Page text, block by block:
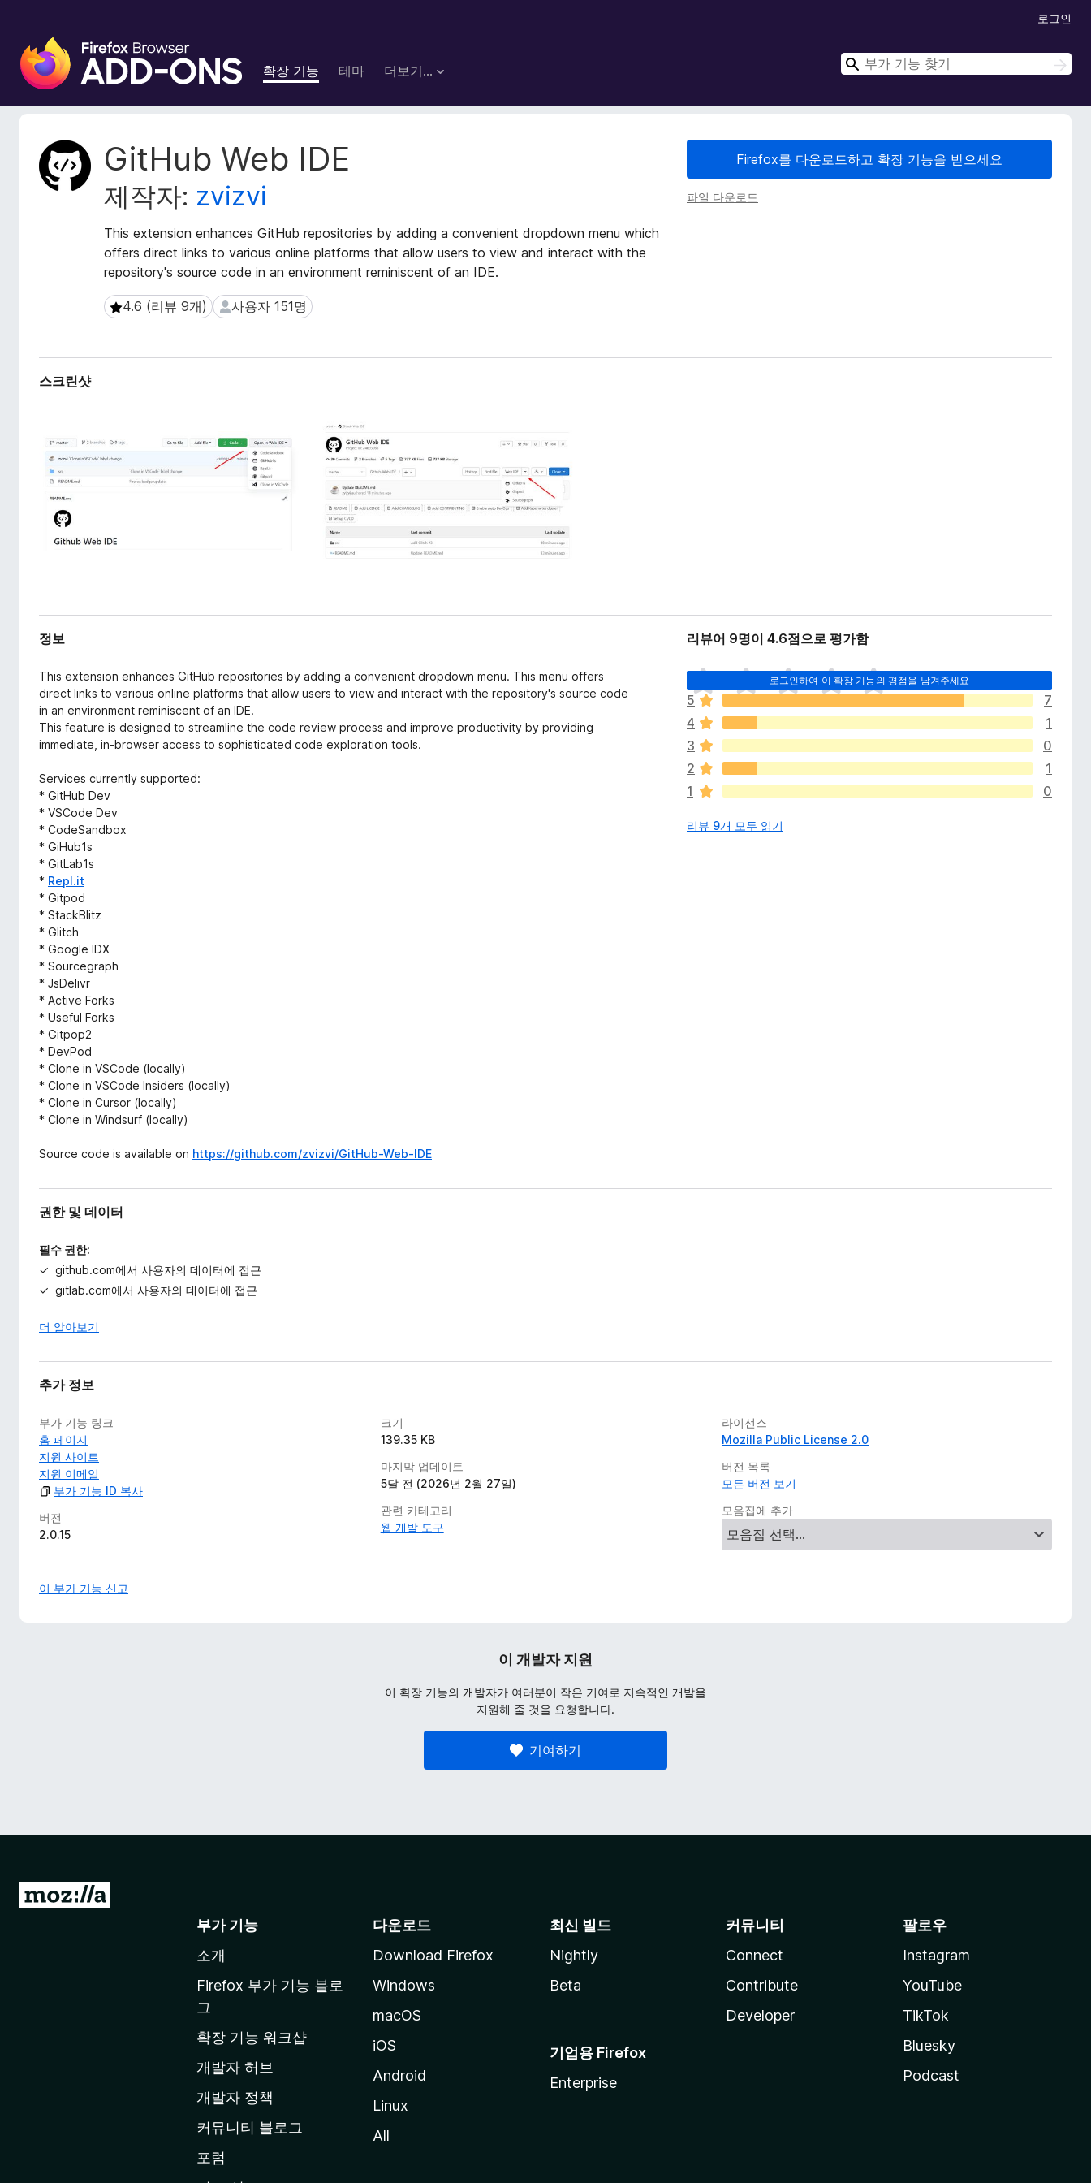
F
i
e
확장 기능 테마 더보기…
로그인
검
검
색
GitHub Web IDE
제작자: zvizvi
This extension enhances GitHub repositories by adding a convenient dropdown menu which
offers direct links to various online platforms that allow users to view and interact with the
repository's source code in an environment reminiscent of an IDE.
4.6 (리뷰 9개)
4.6 (리뷰 9개) 사용자 151명
사용자 151명
Firefox를 다운로드하고 확장 기능을 받으세요
파일 다운로드
확
장
메
스크린샷
정보
This extension enhances GitHub repositories by adding a convenient dropdown menu. This menu offers
direct links to various online platforms that allow users to view and interact with the repository's source code
in an environment reminiscent of an IDE.
This feature is designed to streamline the code review process and improve productivity by providing
immediate, in-browser access to sophisticated code exploration tools.
Services currently supported:
* GitHub Dev
* VSCode Dev
* CodeSandbox
* GiHub1s
* GitLab1s
* Repl.it
* Gitpod
* StackBlitz
* Glitch
* Google IDX
* Sourcegraph
* JsDelivr
* Active Forks
* Useful Forks
* Gitpop2
* DevPod
* Clone in VSCode (locally)
* Clone in VSCode Insiders (locally)
* Clone in Cursor (locally)
* Clone in Windsurf (locally)
Source code is available on https://github.com/zvizvi/GitHub-Web-IDE
리뷰어 9명이 4.6점으로 평가함
로그인하여 이 확장 기능의 평점을 남겨주세요
아
직
평
점
이
없
습
니
5
7
4
1
3
0
2
1
1
0
리뷰 9개 모두 읽기
권한 및 데이터
필수 권한:
github.com에서 사용자의 데이터에 접근
gitlab.com에서 사용자의 데이터에 접근
더 알아보기
추가 정보
부가 기능 링크
홈 페이지
지원 사이트
지원 이메일
부가 기능 ID 복사
버전
2.0.15
크기
139.35 KB
마지막 업데이트
5달 전 (2026년 2월 27일)
관련 카테고리
웹 개발 도구
라이선스
Mozilla Public License 2.0
버전 목록
모든 버전 보기
모음집에 추가
이 부가 기능 신고
이 개발자 지원
이 확장 기능의 개발자가 여러분이 작은 기여로 지속적인 개발을
지원해 줄 것을 요청합니다.
기여하기
M
부가 기능
소개
Firefox 부가 기능 블로
그
확장 기능 워크샵
개발자 허브
개발자 정책
커뮤니티 블로그
포럼
다운로드
Download Firefox
Windows
macOS
iOS
Android
Linux
All
최신 빌드
Nightly
Beta
기업용 Firefox
Enterprise
커뮤니티
Connect
Contribute
Developer
팔로우
Instagram
YouTube
TikTok
Bluesky
Podcast